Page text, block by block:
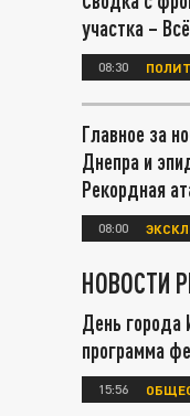
участка –
08:30
Главное за
Днепра и
Рекордная
08:00
НОВОСТИ
День города
программа
15:56